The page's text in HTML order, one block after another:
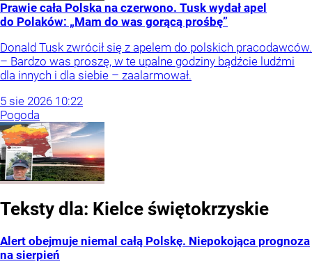
Prawie cała Polska na czerwono. Tusk wydał apel
do Polaków: „Mam do was gorącą prośbę”
Donald Tusk zwrócił się z apelem do polskich pracodawców.
– Bardzo was proszę, w te upalne godziny bądźcie ludźmi
dla innych i dla siebie – zaalarmował.
5 sie 2026 10:22
Pogoda
Teksty dla: Kielce świętokrzyskie
Alert obejmuje niemal całą Polskę. Niepokojąca prognoza
na sierpień